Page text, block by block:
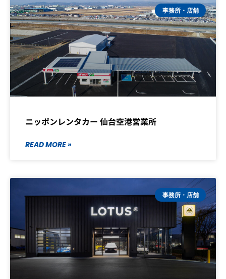
事務所・店舗
ニッポンレンタカー 仙台空港営業所
READ MORE »
事務所・店舗